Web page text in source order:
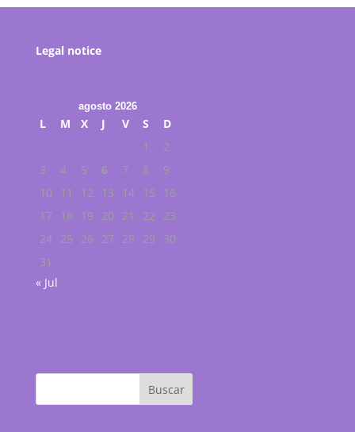
Legal notice
agosto 2026
L M X J V S
D
1
2
3
4 5 6 7 8
9
10
11 12 13 14 15
16
17
18 19 20 21 22
23
24 25 26 27 28 29
30
31
« Jul